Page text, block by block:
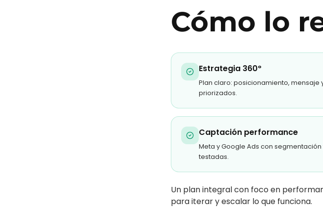
Cómo lo
Estrategia 360º
Plan claro: posicionamiento, mensaje
priorizados.
Captación performance
Meta y Google Ads con
testadas.
Un plan integral con foco en
para iterar y escalar lo que funciona.